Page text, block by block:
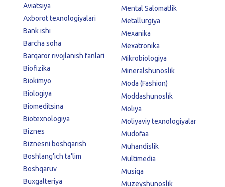
Aviatsiya
Axborot texnologiyalari
Bank ishi
Barcha soha
Barqaror rivojlanish fanlari
Biofizika
Biokimyo
Biologiya
Biomeditsina
Biotexnologiya
Biznes
Biznesni boshqarish
Boshlang'ich ta'lim
Boshqaruv
Buxgalteriya
Mental Salomatlik
Metallurgiya
Mexanika
Mexatronika
Mikrobiologiya
Mineralshunoslik
Moda (Fashion)
Moddashunoslik
Moliya
Moliyaviy texnologiyalar
Mudofaa
Muhandislik
Multimedia
Musiqa
Muzeyshunoslik